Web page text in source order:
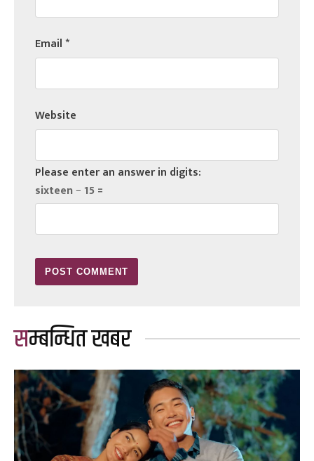
Email*
Website
Please enter an answer in digits:
sixteen − 15 =
सम्बन्धित खबर